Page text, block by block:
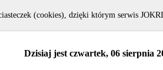
Dzisiaj jest czwartek, 06 sierpnia
(cookies), dzięki którym serwis